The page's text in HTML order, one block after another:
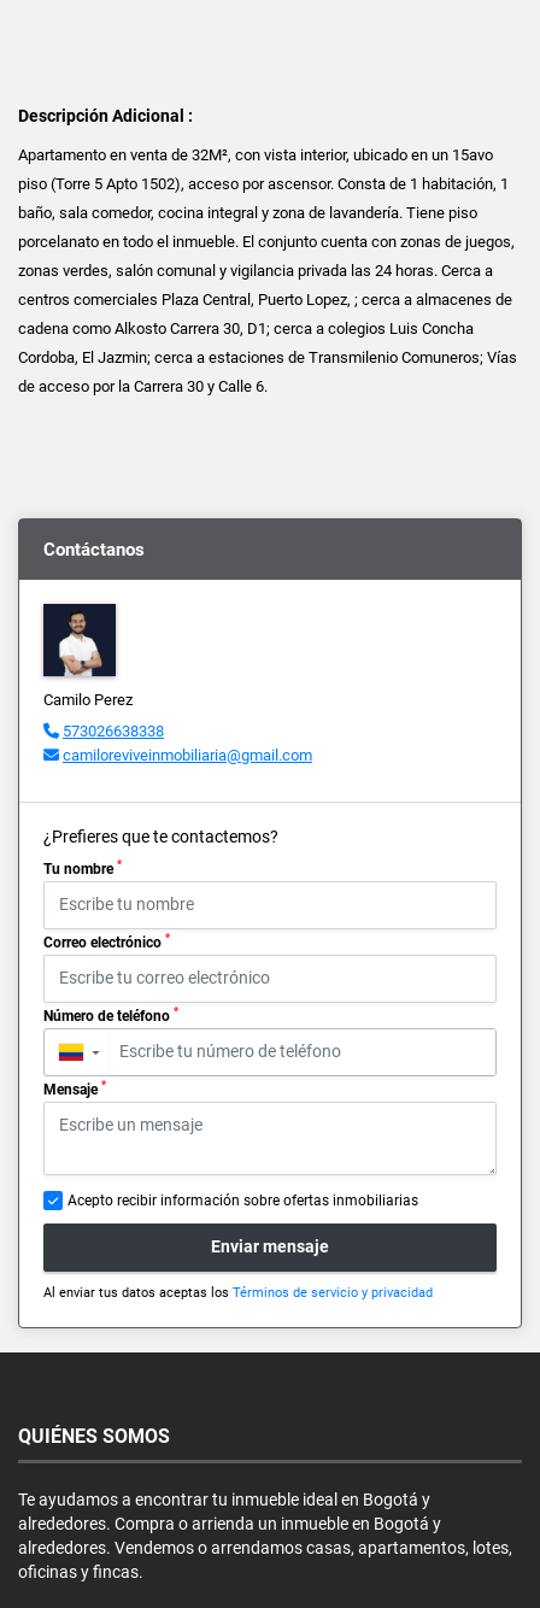
Descripción Adicional :
Apartamento en venta de 32M², con vista interior, ubicado en un 15avo
piso (Torre 5 Apto 1502), acceso por ascensor. Consta de 1 habitación, 1
baño, sala comedor, cocina integral y zona de lavandería. Tiene piso
porcelanato en todo el inmueble. El conjunto cuenta con zonas de juegos,
zonas verdes, salón comunal y vigilancia privada las 24 horas. Cerca a
centros comerciales Plaza Central, Puerto Lopez, ; cerca a almacenes de
cadena como Alkosto Carrera 30, D1; cerca a colegios Luis Concha
Cordoba, El Jazmin; cerca a estaciones de Transmilenio Comuneros; Vías
de acceso por la Carrera 30 y Calle 6.
Contáctanos
Camilo Perez
573026638338
camiloreviveinmobiliaria@gmail.com
¿Prefieres que te contactemos?
Tu nombre *
Correo electrónico *
Número de teléfono *
▼
Mensaje *
Acepto recibir información sobre ofertas inmobiliarias
Enviar mensaje
Al enviar tus datos aceptas los Términos de servicio y privacidad
QUIÉNES SOMOS
Te ayudamos a encontrar tu inmueble ideal en Bogotá y
alrededores. Compra o arrienda un inmueble en Bogotá y
alrededores. Vendemos o arrendamos casas, apartamentos, lotes,
oficinas y fincas.